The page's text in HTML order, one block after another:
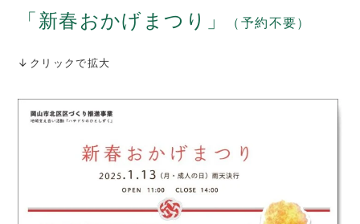
「新春おかげまつり」 （予約不要）
↓クリックで拡大